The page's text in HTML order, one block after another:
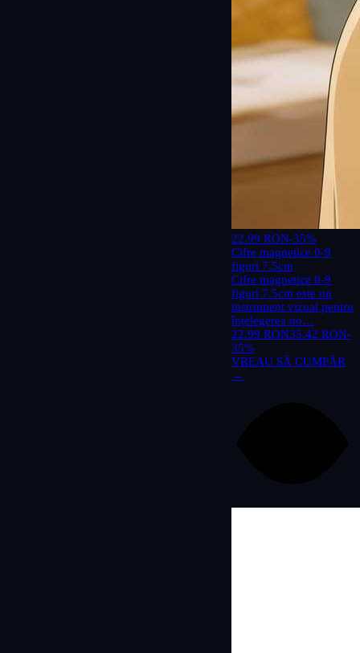
22.99 RON-35%
Cifre magnetice 0-9
figuri 7.5cm
Cifre magnetice 0-9
figuri 7.5cm este un
instrument vizual pentru
înțelegerea no…
22.99 RON35.42 RON-
35%
VREAU SĂ CUMPĂR
→